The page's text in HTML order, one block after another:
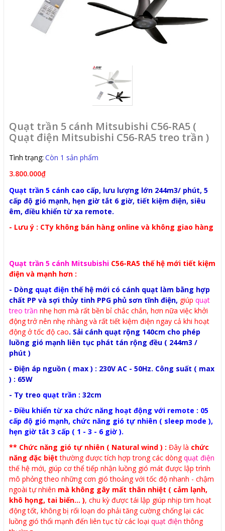
Quạt trần 5 cánh Mitsubishi C56-RA5 (
Quạt điện Mitsubishi C56-RA5 treo trần )
Tình trạng: Còn 1 sản phẩm
3.800.000₫
Quạt trần 5 cánh cao cấp, lưu lượng lớn 244m3/ phút, 5
cấp độ gió mạnh, hẹn giờ tắt 6 giờ, tiết kiệm điện, siêu
êm, điều khiển từ xa remote.
- Lưu ý : CTy không bán hàng online và không giao hàng
Quạt trần 5 cánh Mitsubishi C56-RA5 thế hệ mới tiết kiệm
điện và mạnh hơn :
- Dòng quạt điện thế hệ mới có cánh quạt làm bằng hợp
chất PP và sợi thủy tinh PPG phủ sơn tĩnh điện, giúp quạt
treo trần nhẹ hơn mà rất bền bỉ chắc chắn, hơn nữa việc khởi
động trở nên nhẹ nhàng và rất tiết kiệm điện ngay cả khi hoạt
động ở tốc độ cao. Sải cánh quạt rộng 140cm cho phép
luồng gió mạnh liên tục phát tán rộng đều ( 244m3 /
phút )
- Điện áp nguồn ( max ) : 230V AC - 50Hz. Công suất ( max
) : 65W
- Ty treo quạt trần : 32cm
- Điều khiển từ xa chức năng hoạt động với remote : 05
cấp độ gió mạnh, chức năng gió tự nhiên ( sleep mode ),
hẹn giờ tắt 3 cấp ( 1 - 3 - 6 giờ ).
** Chức năng gió tự nhiên ( Natural wind ) : Đây là chức
năng đặc biệt thường được tích hợp trong các dòngquạt điện
thế hệ mới, giúp cơ thể tiếp nhận luồng gió mát được lập trình
mô phỏng theo những cơn gió thoảng với tốc độ nhanh - chậm
ngoài tự nhiên mà không gây mất thân nhiệt ( cảm lạnh,
khô họng, tai biến... ), chu kỳ được tái lập giúp nhịp tim hoạt
động tốt, không bị rối loạn do phải tăng cường chống lại các
luồng gió thổi mạnh đến liên tục từ các loại quạt điện thông